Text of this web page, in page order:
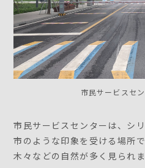
市民サービスセ
市民サービスセンターは、シ
市のような印象を受ける場所
木々などの自然が多く見られま